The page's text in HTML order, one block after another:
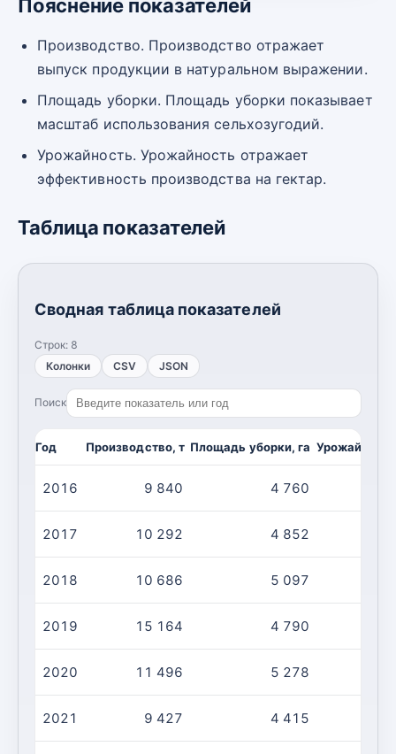
Пояснение показателей
Производство. Производство отражает
выпуск продукции в натуральном выражении.
Площадь уборки. Площадь уборки показывает
масштаб использования сельхозугодий.
Урожайность. Урожайность отражает
эффективность производства на гектар.
Таблица показателей
Сводная таблица показателей
Строк: 8
Колонки
CSV JSON
Поиск
Год Производство, т Площадь уборки, га
2016 9 840 4 760
2017 10 292 4 852
2018 10 686 5 097
2019 15 164 4 790
2020 11 496 5 278
2021 9 427 4 415